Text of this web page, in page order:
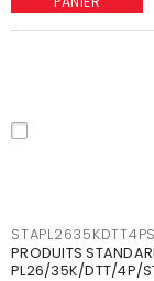
PRODUITS
PL26/35K/DTT/4P/